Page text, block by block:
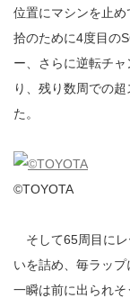
位置にマシンを止
拾のために4度目の
ー、さらに逆転チ
り、残り数周での
た。
©TOYOTA
そして65周目にレ
いを詰め、毎ラップ
一瞬は前に出られ